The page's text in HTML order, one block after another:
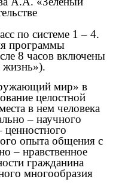
по системе 1 – 4.
программы
8 часов включены
жизнь»).
мир» в
целостной
в нем человека
– научного
опыта общения с
– нравственное
гражданина
многообразия